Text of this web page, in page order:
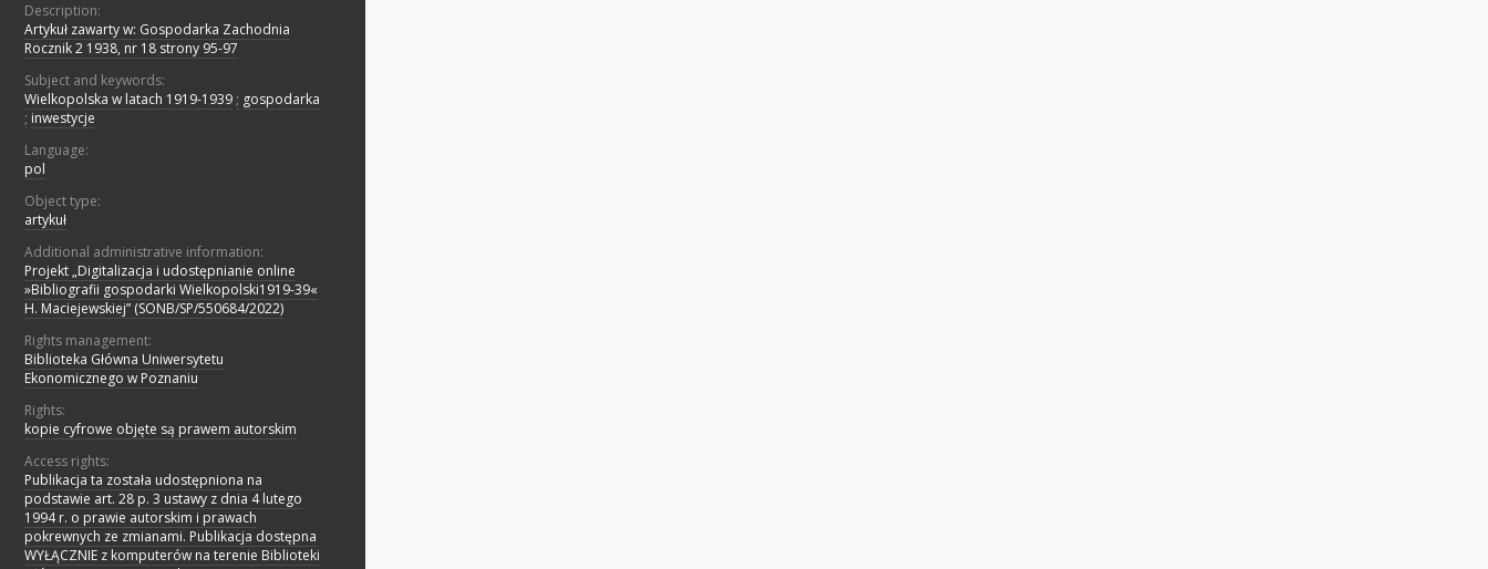
Description:
Artykuł zawarty w: Gospodarka Zachodnia
Rocznik 2 1938, nr 18 strony 95-97
Subject and keywords:
Wielkopolska w latach 1919-1939 ; gospodarka
; inwestycje
Language:
pol
Object type:
artykuł
Additional administrative information:
Projekt „Digitalizacja i udostępnianie online
»Bibliografii gospodarki Wielkopolski1919-39«
H. Maciejewskiej” (SONB/SP/550684/2022)
Rights management:
Biblioteka Główna Uniwersytetu
Ekonomicznego w Poznaniu
Rights:
kopie cyfrowe objęte są prawem autorskim
Access rights:
Publikacja ta została udostępniona na
podstawie art. 28 p. 3 ustawy z dnia 4 lutego
1994 r. o prawie autorskim i prawach
pokrewnych ze zmianami. Publikacja dostępna
WYŁĄCZNIE z komputerów na terenie Biblioteki